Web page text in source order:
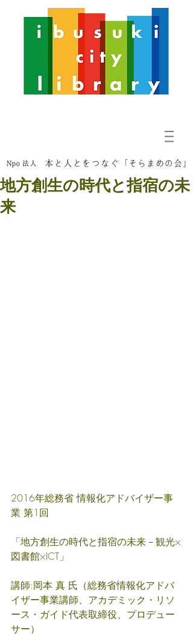
地方創生の時代と指宿の未
来
2016年総務省 情報化アドバイザー事
業 第1回
「地方創生の時代と指宿の未来－観光×
図書館×ICT」
講師:岡本 真 氏（総務省情報化アドバ
イザー事業講師、アカデミック・リソ
ース・ガイド代表取締役、プロデュー
サー）